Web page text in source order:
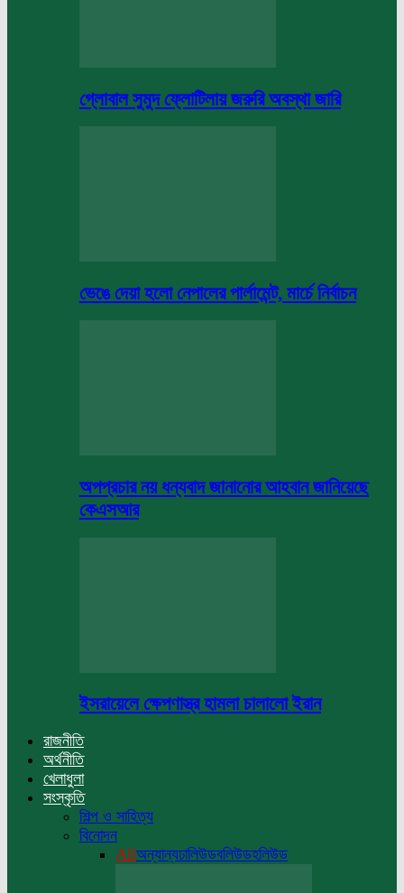
গ্লোবাল সুমুদ ফ্লোটিলায় জরুরি অবস্থা জারি
ভেঙে দেয়া হলো নেপালের পার্লামেন্ট, মার্চে নির্বাচন
অপপ্রচার নয় ধন্যবাদ জানানোর আহবান জানিয়েছে
কেএসআর
ইসরায়েলে ক্ষেপণাস্ত্র হামলা চালালো ইরান
রাজনীতি
অর্থনীতি
খেলাধুলা
সংস্কৃতি
শিল্প ও সাহিত্য
বিনোদন
Allঅন্যান্যঢালিউডবলিউডহলিউড